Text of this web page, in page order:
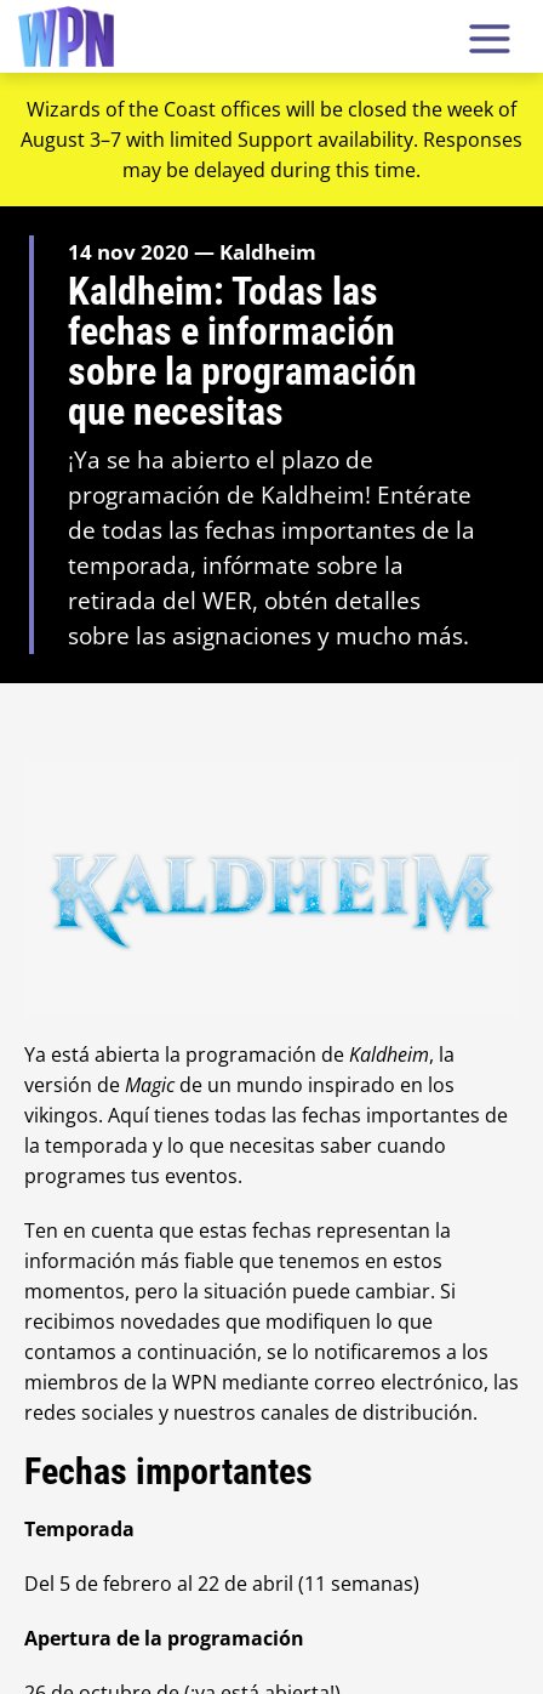
Wizards of the Coast offices will be closed the week of
August 3–7 with limited Support availability. Responses
may be delayed during this time.
14 nov 2020 — Kaldheim
Kaldheim: Todas las
fechas e información
sobre la programación
que necesitas
¡Ya se ha abierto el plazo de
programación de Kaldheim! Entérate
de todas las fechas importantes de la
temporada, infórmate sobre la
retirada del WER, obtén detalles
sobre las asignaciones y mucho más.
Ya está abierta la programación deKaldheim, la
versión deMagicde un mundo inspirado en los
vikingos. Aquí tienes todas las fechas importantes de
la temporada y lo que necesitas saber cuando
programes tus eventos.
Ten en cuenta que estas fechas representan la
información más fiable que tenemos en estos
momentos, pero la situación puede cambiar. Si
recibimos novedades que modifiquen lo que
contamos a continuación, se lo notificaremos a los
miembros de la WPN mediante correo electrónico, las
redes sociales y nuestros canales de distribución.
Fechas importantes
Temporada
Del 5 de febrero al 22 de abril (11 semanas)
Apertura de la programación